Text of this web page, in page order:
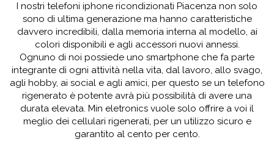
I nostri telefoni iphone ricondizionati Piacenza non solo
sono di ultima generazione ma hanno caratteristiche
davvero incredibili, dalla memoria interna al modello, ai
colori disponibili e agli accessori nuovi annessi.
Ognuno di noi possiede uno smartphone che fa parte
integrante di ogni attività nella vita, dal lavoro, allo svago,
agli hobby, ai social e agli amici, per questo se un telefono
rigenerato è potente avrà più possibilità di avere una
durata elevata. Min eletronics vuole solo offrire a voi il
meglio dei cellulari rigenerati, per un utilizzo sicuro e
garantito al cento per cento.